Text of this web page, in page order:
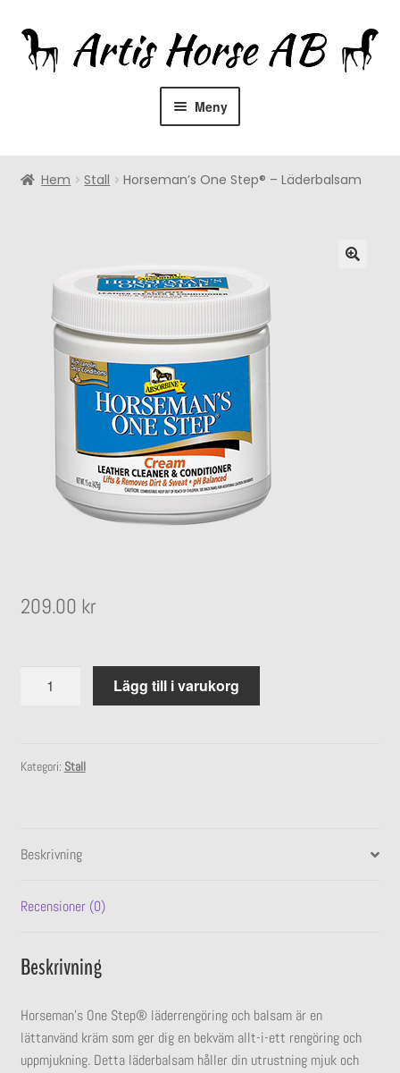
Hoppa
till
navigering
Hoppa
till
innehåll
Meny
Rådgivning
Utrustning
Expandera
undermeny
Hästprodukter
Stall
Hem Stall Horseman’s One Step® – Läderbalsam
209.00 kr
Läderbalsam
Lägg till i varukorg
Kategori: Stall
Beskrivning
Recensioner (0)
Beskrivning
Horseman’s One Step® läderrengöring och balsam är en
lättanvänd kräm som ger dig en bekväm allt-i-ett rengöring och
uppmjukning. Detta läderbalsam håller din utrustning mjuk och